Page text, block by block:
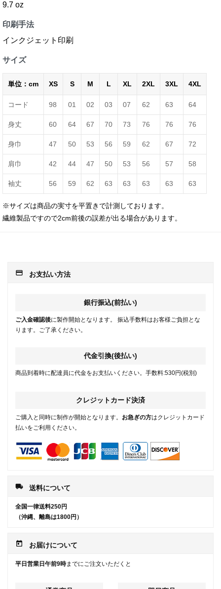
9.7 oz
印刷手法
インクジェット印刷
サイズ
単位：cm XS S M L XL 2XL 3XL 4XL
コード 98 01 02 03 07 62 63 64
身丈 60 64 67 70 73 76 76 76
身巾 47 50 53 56 59 62 67 72
肩巾 42 44 47 50 53 56 57 58
袖丈 56 59 62 63 63 63 63 63
※サイズは商品の実寸を平置きで計測しております。
繊維製品ですので2cm前後の誤差が出る場合があります。
payment お支払い方法
銀行振込(前払い)
ご入金確認後に製作開始となります。 振込手数料はお客様ご負担とな
ります。ご了承ください。
代金引換(後払い)
商品到着時に配達員に代金をお支払いください。手数料:530円(税別)
クレジットカード決済
ご購入と同時に制作が開始となります。 お急ぎの方はクレジットカード
払いをご利用ください。
local_shipping 送料について
全国一律送料250円
（沖縄、離島は1800円）
today お届けについて
平日営業日午前9時までにご注文いただくと